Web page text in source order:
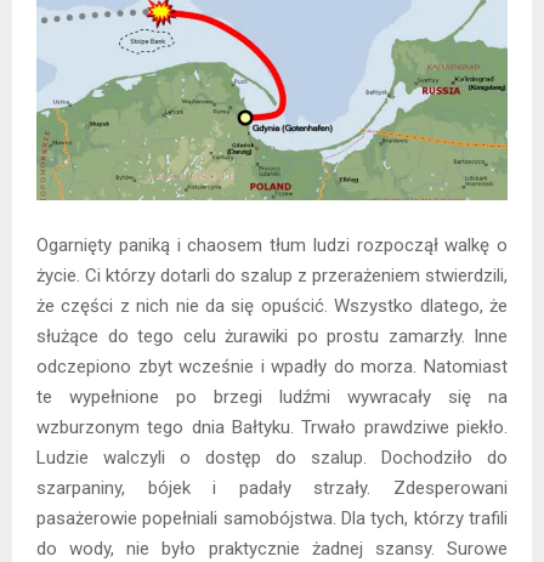
Ogarnięty paniką i chaosem tłum ludzi rozpoczął walkę o
życie. Ci którzy dotarli do szalup z przerażeniem stwierdzili,
że części z nich nie da się opuścić. Wszystko dlatego, że
służące do tego celu żurawiki po prostu zamarzły. Inne
odczepiono zbyt wcześnie i wpadły do morza. Natomiast
te wypełnione po brzegi ludźmi wywracały się na
wzburzonym tego dnia Bałtyku. Trwało prawdziwe piekło.
Ludzie walczyli o dostęp do szalup. Dochodziło do
szarpaniny, bójek i padały strzały. Zdesperowani
pasażerowie popełniali samobójstwa. Dla tych, którzy trafili
do wody, nie było praktycznie żadnej szansy. Surowe